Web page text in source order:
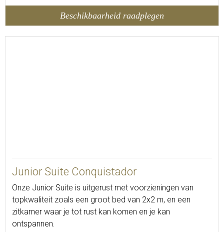
Beschikbaarheid raadplegen
Junior Suite Conquistador
Onze Junior Suite is uitgerust met voorzieningen van
topkwaliteit zoals een groot bed van 2x2 m, en een
zitkamer waar je tot rust kan komen en je kan
ontspannen.